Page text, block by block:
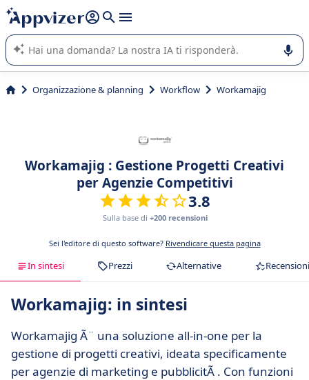
righe con
shift + enter
L'IA di Appvizer vi guida nell'utilizzo o nella scelta di un
software SaaS per la vostra azienda.
Organizzazione & planning Workflow Workamajig
Workamajig : Gestione Progetti Creativi
per Agenzie Competitivi
3.8
Sulla base di +200 recensioni
Sei l'editore di questo software? Rivendicare questa pagina
In sintesi Prezzi Alternative Recensioni
Workamajig: in sintesi
Workamajig Ã¨ una soluzione all-in-one per la
gestione di progetti creativi, ideata specificamente
per agenzie di marketing e pubblicitÃ . Con funzioni